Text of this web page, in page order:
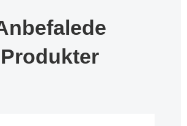
Produkter